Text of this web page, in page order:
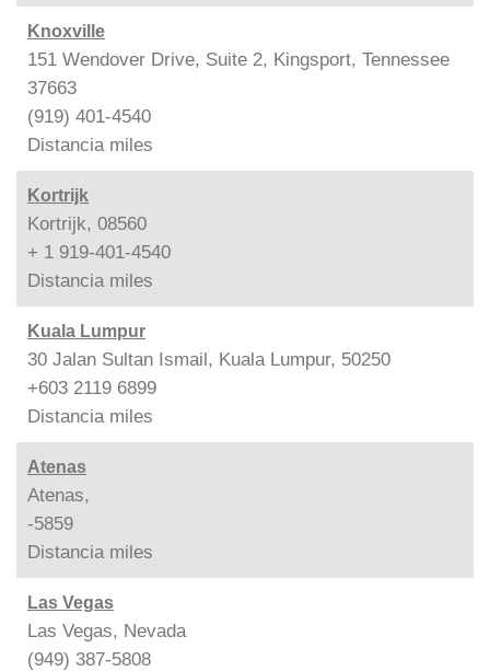
Knoxville
151 Wendover Drive, Suite 2, Kingsport, Tennessee
37663
(919) 401-4540
Distancia miles
Kortrijk
Kortrijk, 08560
+ 1 919-401-4540
Distancia miles
Kuala Lumpur
30 Jalan Sultan Ismail, Kuala Lumpur, 50250
+603 2119 6899
Distancia miles
Atenas
Atenas,
-5859
Distancia miles
Las Vegas
Las Vegas, Nevada
(949) 387-5808